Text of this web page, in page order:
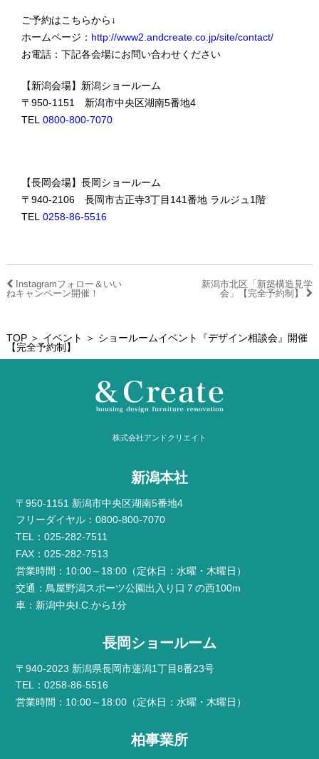
ご予約はこちらから↓
ホームページ： http://www2.andcreate.co.jp/site/contact/
お電話：下記各会場にお問い合わせください
【新潟会場】新潟ショールーム
〒950-1151 新潟市中央区湖南5番地4
TEL0800-800-7070
【長岡会場】長岡ショールーム
〒940-2106 長岡市古正寺3丁目141番地 ラルジュ1階
TEL0258-86-5516
Instagramフォロー＆いい
ねキャンペーン開催！
新潟市北区「新築構造見学
会」【完全予約制】
TOP＞ イベント
＞ ショールームイベント『デザイン相談会』開催
【完全予約制】
株式会社アンドクリエイト
新潟本社
〒950-1151 新潟市中央区湖南5番地4
フリーダイヤル：0800-800-7070
TEL：025-282-7511
FAX：025-282-7513
営業時間：10:00～18:00（定休日：水曜・木曜日）
交通：鳥屋野潟スポーツ公園出入り口７の西100m
車：新潟中央I.C.から1分
長岡ショールーム
〒940-2023 新潟県長岡市蓮潟1丁目8番23号
TEL：0258-86-5516
営業時間：10:00～18:00（定休日：水曜・木曜日）
柏事業所